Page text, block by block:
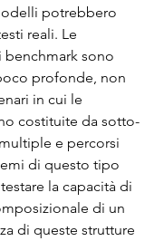
potrebbero
reali. Le
sono
profonde, non
in cui le
costituite da sotto-
e percorsi
di questo tipo
la capacità di
di un
di queste strutture